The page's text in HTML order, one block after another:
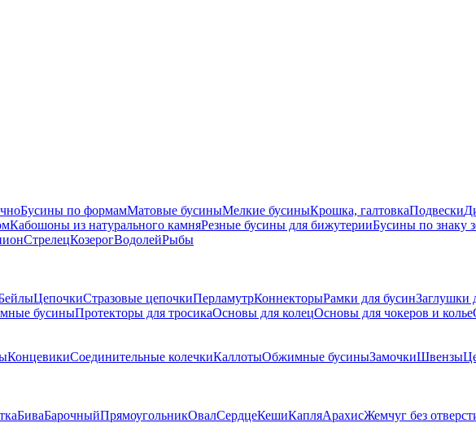
Бусины по формамМатовые бусиныМелкие бусиныКрошка, галтовкаПодвески
Кабошоны из натурального камняРезные бусины для бижутерииБусины по знаку
СтрелецКозерогВодолейРыбы
ЦепочкиСтразовые цепочкиПерламутрКоннекторыРамки для бусинЗаглушки
бусиныПротекторы для тросикаОсновы для колецОсновы для чокеров и колье
КонцевикиСоединительные колечкиКаллотыОбжимные бусиныЗамочкиШвензы
БиваБарочныйПрямоугольникОвалСердцеКешиКапляАрахисЖемчуг без